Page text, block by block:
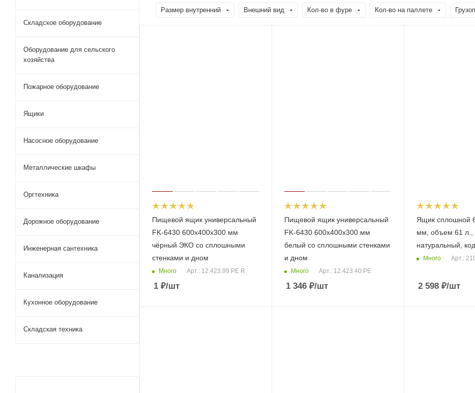
Размер внутренний Внешний вид Кол-во в фуре Кол-во на паллете
Пищевой ящик универсальный
FK-6430 600х400х300 мм
чёрный ЭКО со сплошными
стенками и дном
Много Арт.: 12.423.99.PE R
1 ₽/шт
Пищевой ящик универсальный
FK-6430 600х400х300 мм
белый со сплошными стенками
и дном
Много Арт.: 12.423.40.PE
1 346₽/шт
Ящик сплошной
мм, объем 61 л.,
натуральный,
Много Арт.:
2 598₽/шт
Складское оборудование
Оборудование для сельского
хозяйства
Пожарное оборудование
Ящики
Насосное оборудование
Металлические шкафы
Оргтехника
Дорожное оборудование
Инженерная сантехника
Канализация
Кухонное оборудование
Складская техника